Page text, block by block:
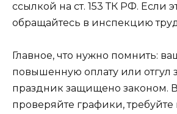
ссылкой на ст. 153 ТК РФ. Если
обращайтесь в инспекцию
Главное, что нужно помнить:
повышенную оплату или отгул
праздник защищено законом.
проверяйте графики,